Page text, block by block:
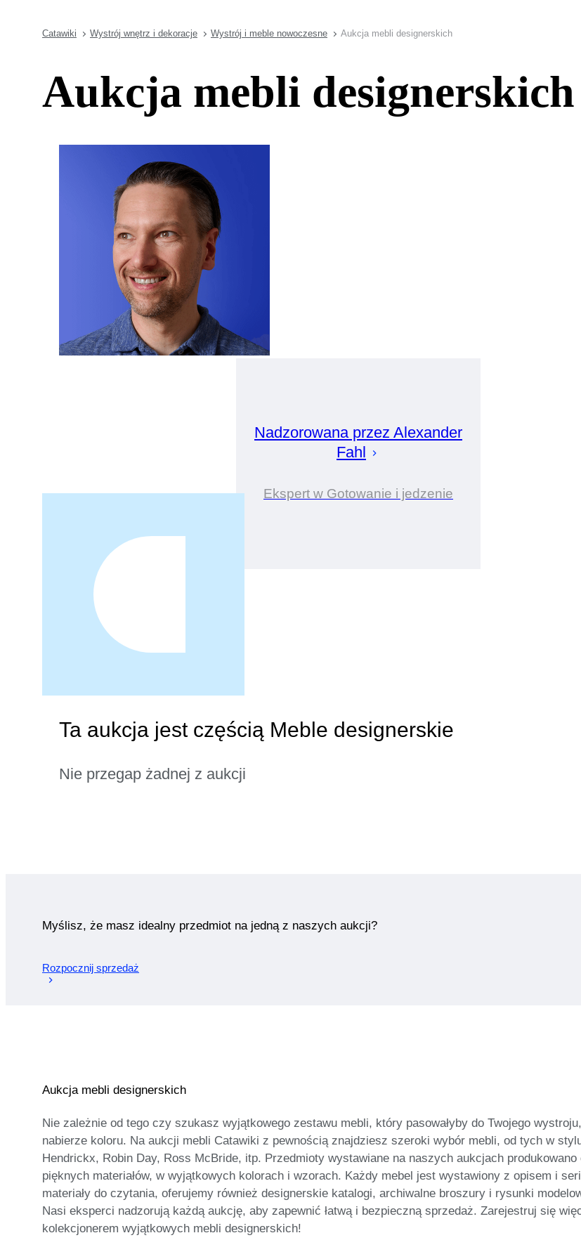
Catawiki Wystrój wnętrz i dekoracje Wystrój i meble nowoczesne Aukcja mebli designerskich
Aukcja mebli designerskich
Nadzorowana przez Alexander
Fahl
Ekspert w Gotowanie i jedzenie
Ta aukcja jest częścią Meble designerskie
Nie przegap żadnej z aukcji
Myślisz, że masz idealny przedmiot na jedną z naszych aukcji?
Rozpocznij sprzedaż
Aukcja mebli designerskich
Nie zależnie od tego czy szukasz wyjątkowego zestawu mebli, który pasowałyby do Twojego
nabierze koloru. Na aukcji mebli Catawiki z pewnością znajdziesz szeroki wybór mebli, od tych w
Hendrickx, Robin Day, Ross McBride, itp. Przedmioty wystawiane na naszych aukcjach
pięknych materiałów, w wyjątkowych kolorach i wzorach. Każdy mebel jest wystawiony z opisem i
materiały do czytania, oferujemy również designerskie katalogi, archiwalne broszury i rysunki
Nasi eksperci nadzorują każdą aukcję, aby zapewnić łatwą i bezpieczną sprzedaż. Zarejestruj się
kolekcjonerem wyjątkowych mebli designerskich!